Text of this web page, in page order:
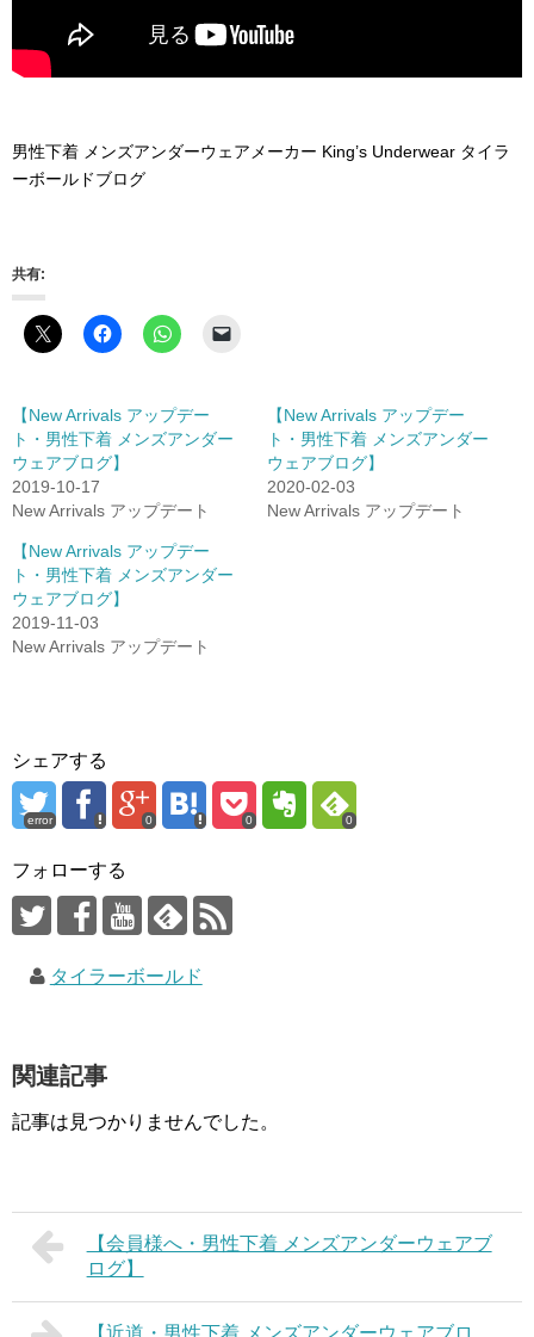
男性下着 メンズアンダーウェアメーカー King’s Underwear タイラ
ーボールドブログ
共有:
【New Arrivals アップデー
ト・男性下着 メンズアンダー
ウェアブログ】
2019-10-17
New Arrivals アップデート
【New Arrivals アップデー
ト・男性下着 メンズアンダー
ウェアブログ】
2020-02-03
New Arrivals アップデート
【New Arrivals アップデー
ト・男性下着 メンズアンダー
ウェアブログ】
2019-11-03
New Arrivals アップデート
シェアする
error 0 0 0
フォローする
タイラーボールド
関連記事
記事は見つかりませんでした。
【会員様へ・男性下着 メンズアンダーウェアブ
ログ】